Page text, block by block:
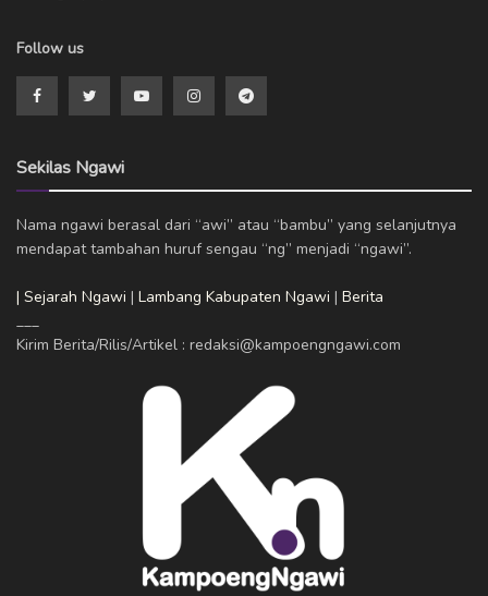
Follow us
Sekilas Ngawi
Nama ngawi berasal dari “awi” atau “bambu” yang selanjutnya
mendapat tambahan huruf sengau “ng” menjadi “ngawi”.
| Sejarah Ngawi | Lambang Kabupaten Ngawi | Berita
Kirim Berita/Rilis/Artikel : redaksi@kampoengngawi.com